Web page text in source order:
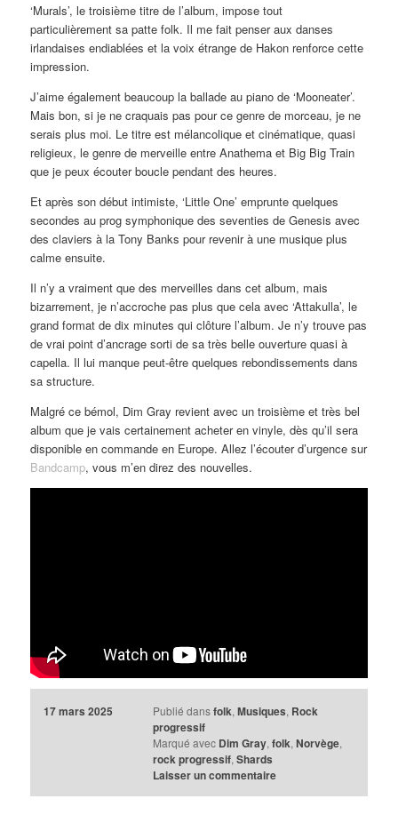
‘Murals’, le troisième titre de l’album, impose tout
particulièrement sa patte folk. Il me fait penser aux danses
irlandaises endiablées et la voix étrange de Hakon renforce cette
impression.
J’aime également beaucoup la ballade au piano de ‘Mooneater’.
Mais bon, si je ne craquais pas pour ce genre de morceau, je ne
serais plus moi. Le titre est mélancolique et cinématique, quasi
religieux, le genre de merveille entre Anathema et Big Big Train
que je peux écouter boucle pendant des heures.
Et après son début intimiste, ‘Little One’ emprunte quelques
secondes au prog symphonique des seventies de Genesis avec
des claviers à la Tony Banks pour revenir à une musique plus
calme ensuite.
Il n’y a vraiment que des merveilles dans cet album, mais
bizarrement, je n’accroche pas plus que cela avec ‘Attakulla’, le
grand format de dix minutes qui clôture l’album. Je n’y trouve pas
de vrai point d’ancrage sorti de sa très belle ouverture quasi à
capella. Il lui manque peut-être quelques rebondissements dans
sa structure.
Malgré ce bémol, Dim Gray revient avec un troisième et très bel
album que je vais certainement acheter en vinyle, dès qu’il sera
disponible en commande en Europe. Allez l’écouter d’urgence sur
Bandcamp, vous m’en direz des nouvelles.
17 mars 2025 Publié dans folk, Musiques, Rock
progressif
Marqué avec Dim Gray, folk, Norvège,
rock progressif, Shards
Laisser un commentaire